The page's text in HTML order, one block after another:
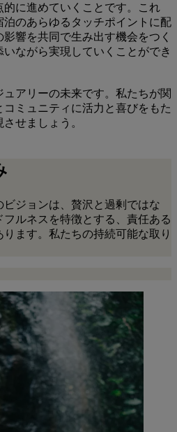
に進めていくことです。これ
のあらゆるタッチポイントに配
響を共同で生み出す機会をつく
ながら実現していくことができ
アリーの未来です。私たちが関
ミュニティに活力と喜びをもた
せましょう。
ジョンは、贅沢と過剰ではな
フルネスを特徴とする、責任ある
ます。私たちの持続可能な取り